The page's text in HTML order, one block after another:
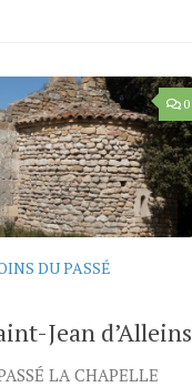
0
DU PASSÉ
Jean d’Alleins
LA CHAPELLE